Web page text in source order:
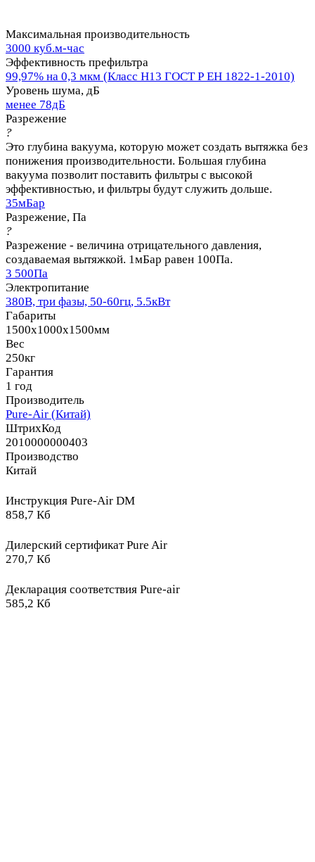
Максимальная производительность
3000 куб.м-час
Эффективность префильтра
99,97% на 0,3 мкм (Класс Н13 ГОСТ Р ЕН 1822-1-2010)
Уровень шума, дБ
менее 78дБ
Разрежение
?
Это глубина вакуума, которую может создать вытяжка без
понижения производительности. Большая глубина
вакуума позволит поставить фильтры с высокой
эффективностью, и фильтры будут служить дольше.
35мБар
Разрежение, Па
?
Разрежение - величина отрицательного давления,
создаваемая вытяжкой. 1мБар равен 100Па.
3 500Па
Электропитание
380В, три фазы, 50-60гц, 5.5кВт
Габариты
1500x1000x1500мм
Вес
250кг
Гарантия
1 год
Производитель
Pure-Air (Китай)
ШтрихКод
2010000000403
Производство
Китай
Инструкция Pure-Air DM
858,7 Кб
Дилерский сертификат Pure Air
270,7 Кб
Декларация соответствия Pure-air
585,2 Кб